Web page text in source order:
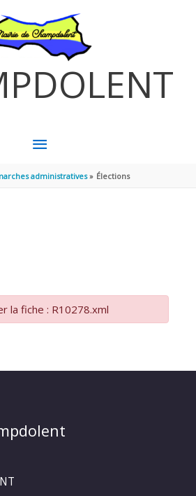
MENU
PRINCIPAL
administratives Élections
la fiche : R10278.xml